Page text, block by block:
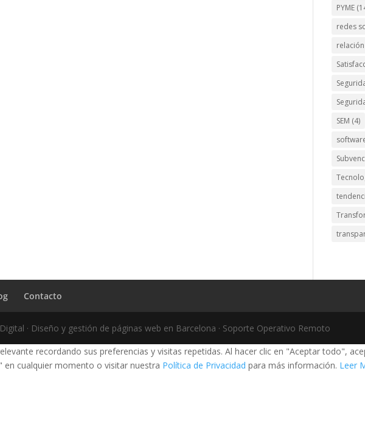
PYME
redes
SEM (4)
Contacto
· Diseño y gestión de páginas web en Barcelona · Soporte Operativo Remoto
recordando sus preferencias y visitas repetidas. Al hacer clic en "Aceptar todo",
en cualquier momento o visitar nuestra Política de Privacidad para más información. Leer